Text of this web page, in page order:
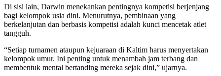
Di sisi lain, Darwin menekankan pentingnya kompetisi berjenjang
bagi kelompok usia dini. Menurutnya, pembinaan yang
berkelanjutan dan berbasis kompetisi adalah kunci mencetak atlet
tangguh.
“Setiap turnamen ataupun kejuaraan di Kaltim harus menyertakan
kelompok umur. Ini penting untuk menambah jam terbang dan
membentuk mental bertanding mereka sejak dini,” ujarnya.